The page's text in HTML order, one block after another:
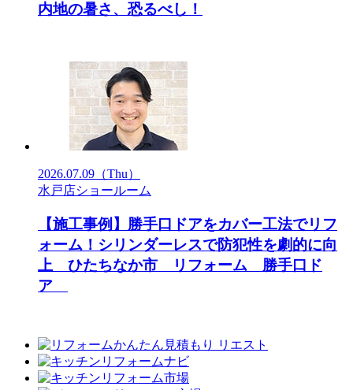
内地の暑さ、恐るべし！
2026.07.09 （Thu）
水戸店ショールーム
【施工事例】勝手口ドアをカバー工法でリフ
ォーム！シリンダーレスで防犯性を劇的に向
上 ひたちなか市 リフォーム 勝手口ド
ア